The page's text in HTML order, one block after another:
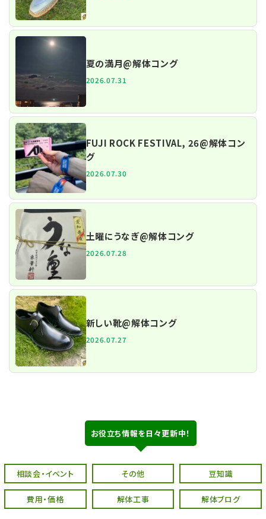
夏の満月@解体コング
2026.07.31
FUJI ROCK FESTIVAL, 26@解体コン
グ
2026.07.30
土曜にうなぎ@解体コング
2026.07.28
新しい靴@解体コング
2026.07.27
お役立ち情報を日々更新中！
相談会・イベント その他 豆知識
費用・価格 解体工事 解体ブログ